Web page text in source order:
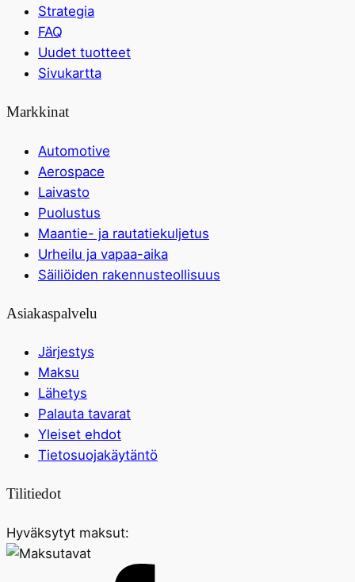
Strategia
FAQ
Uudet tuotteet
Sivukartta
Markkinat
Automotive
Aerospace
Laivasto
Puolustus
Maantie- ja rautatiekuljetus
Urheilu ja vapaa-aika
Säiliöiden rakennusteollisuus
Asiakaspalvelu
Järjestys
Maksu
Lähetys
Palauta tavarat
Yleiset ehdot
Tietosuojakäytäntö
Tilitiedot
Hyväksytyt maksut: